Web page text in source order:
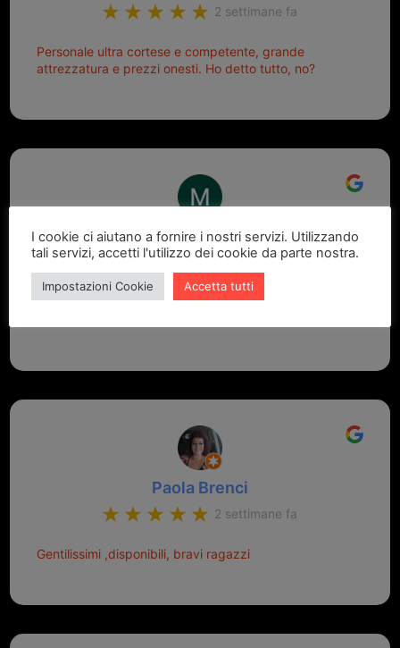
2 settimane fa
Personale ultra cortese e competente, grande
attrezzatura e prezzi onesti. Ho detto tutto, no?
Marcello Dastoli
2 settimane fa
GRANDE PROFESSIONALITA' E DISPONIBILITA' - UN
Paola Brenci
2 settimane fa
Gentilissimi ,disponibili, bravi ragazzi
I cookie ci aiutano a fornire i nostri servizi. Utilizzando
tali servizi, accetti l'utilizzo dei cookie da parte nostra.
Impostazioni Cookie Accetta tutti